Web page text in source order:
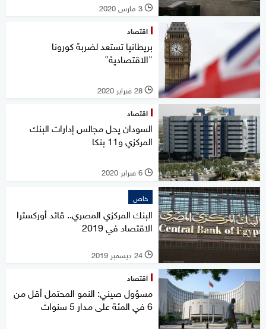
l 3 مارس 2020
اقتصاد
بريطانيا تستعد لضربة كورونا
"الاقتصادية"
l 28 فبراير 2020
اقتصاد
السودان يحل مجالس إدارات البنك
المركزي و11 بنكا
l 6 فبراير 2020
خاص
البنك المركزي المصري.. قائد أوركسترا
الاقتصاد في 2019
l 24 ديسمبر 2019
اقتصاد
مسؤول صيني: النمو المحتمل أقل من
6 في المئة على مدار 5 سنوات